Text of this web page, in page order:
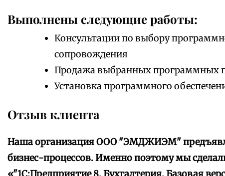
Выполнены следующие работы:
Консультации по выбору
сопровождения
Продажа выбранных программных
Установка программного
Отзыв клиента
Наша организация ООО "ЭМДЖИЭМ"
бизнес-процессов. Именно поэтому мы